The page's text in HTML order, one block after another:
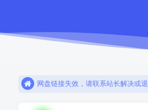
网盘链接失效，请联系站长解决或退